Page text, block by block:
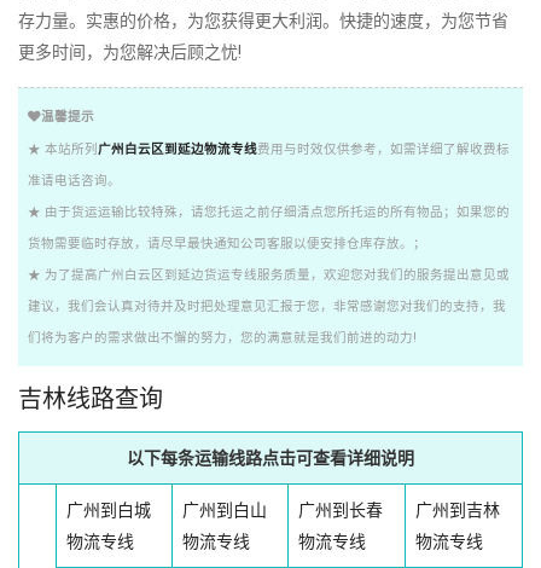
存力量。实惠的价格，为您获得更大利润。快捷的速度，为您节省
更多时间，为您解决后顾之忧!
温馨提示
★ 本站所列 广州白云区到延边物流专线费用与时效仅供参考，如需详细了解收费标
准请电话咨询。
★ 由于货运运输比较特殊，请您托运之前仔细清点您所托运的所有物品；如果您的
货物需要临时存放，请尽早最快通知公司客服以便安排仓库存放。；
★ 为了提高广州白云区到延边货运专线服务质量，欢迎您对我们的服务提出意见或
建议，我们会认真对待并及时把处理意见汇报于您，非常感谢您对我们的支持，我
们将为客户的需求做出不懈的努力，您的满意就是我们前进的动力!
吉林线路查询
以下每条运输线路点击可查看详细说明
广州到白城
物流专线
广州到白山
物流专线
广州到长春
物流专线
广州到吉林
物流专线